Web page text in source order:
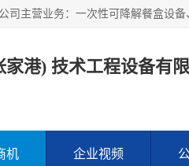
家港) 技术工程设备有
机 企业视频